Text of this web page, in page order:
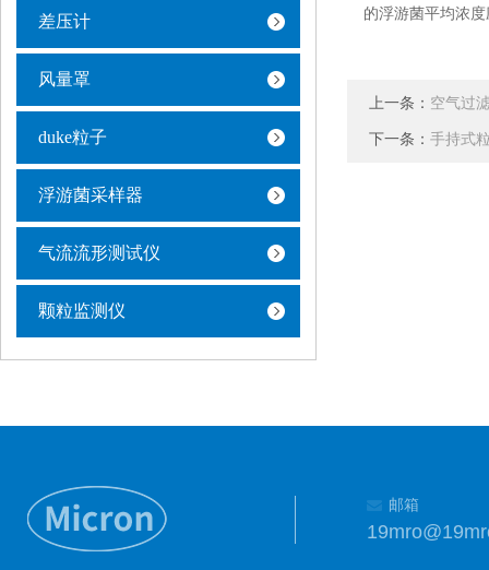
差压计
风量罩
duke粒子
浮游菌采样器
气流流形测试仪
颗粒监测仪
的浮游菌平均浓
上一条： 空气过
下一条： 手持式
邮箱